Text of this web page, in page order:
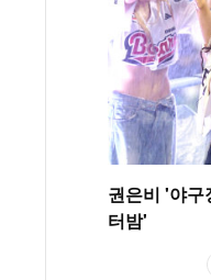
권은비 '야구
터밤'